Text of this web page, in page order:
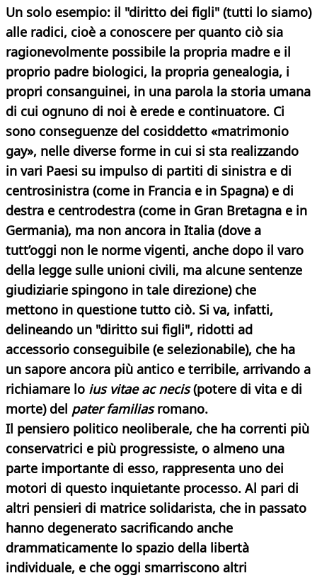
Un solo esempio: il "diritto dei figli" (tutti lo siamo)
alle radici, cioè a conoscere per quanto ciò sia
ragionevolmente possibile la propria madre e il
proprio padre biologici, la propria genealogia, i
propri consanguinei, in una parola la storia umana
di cui ognuno di noi è erede e continuatore. Ci
sono conseguenze del cosiddetto «matrimonio
gay», nelle diverse forme in cui si sta realizzando
in vari Paesi su impulso di partiti di sinistra e di
centrosinistra (come in Francia e in Spagna) e di
destra e centrodestra (come in Gran Bretagna e in
Germania), ma non ancora in Italia (dove a
tutt’oggi non le norme vigenti, anche dopo il varo
della legge sulle unioni civili, ma alcune sentenze
giudiziarie spingono in tale direzione) che
mettono in questione tutto ciò. Si va, infatti,
delineando un "diritto sui figli", ridotti ad
accessorio conseguibile (e selezionabile), che ha
un sapore ancora più antico e terribile, arrivando a
richiamare lo ius vitae ac necis(potere di vita e di
morte) del pater familiasromano.
Il pensiero politico neoliberale, che ha correnti più
conservatrici e più progressiste, o almeno una
parte importante di esso, rappresenta uno dei
motori di questo inquietante processo. Al pari di
altri pensieri di matrice solidarista, che in passato
hanno degenerato sacrificando anche
drammaticamente lo spazio della libertà
individuale, e che oggi smarriscono altri